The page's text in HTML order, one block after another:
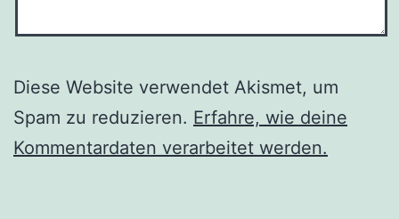
Diese Website verwendet Akismet, um
Spam zu reduzieren. Erfahre, wie deine
Kommentardaten verarbeitet werden.